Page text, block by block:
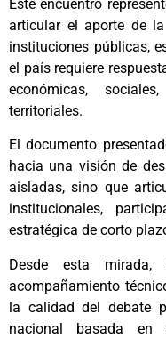
Este encuentro
articular el aporte de
instituciones públicas,
el país requiere
económicas,
territoriales.
El documento
hacia una visión de
aisladas, sino que
institucionales,
estratégica de corto
Desde esta
acompañamiento
la calidad del debate
nacional basada en